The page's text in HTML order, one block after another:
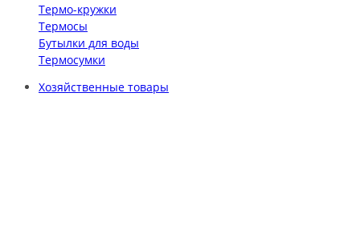
Термо-кружки
Термосы
Бутылки для воды
Термосумки
Хозяйственные товары